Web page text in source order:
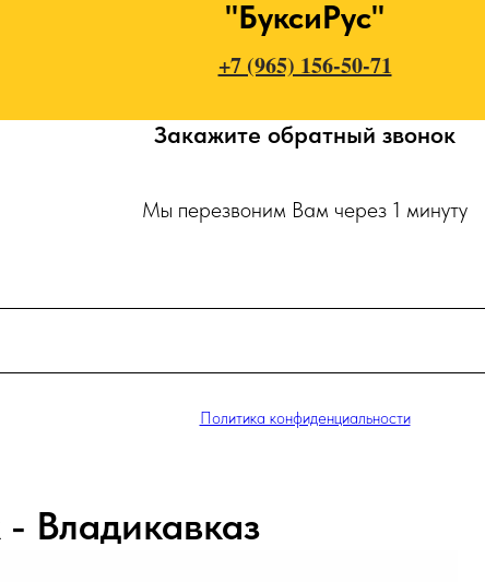
"БуксиРус"
+7 (965) 156-50-71
Закажите обратный звонок
Мы перезвоним Вам через 1 минуту
Политика конфиденциальности
Владикавказ